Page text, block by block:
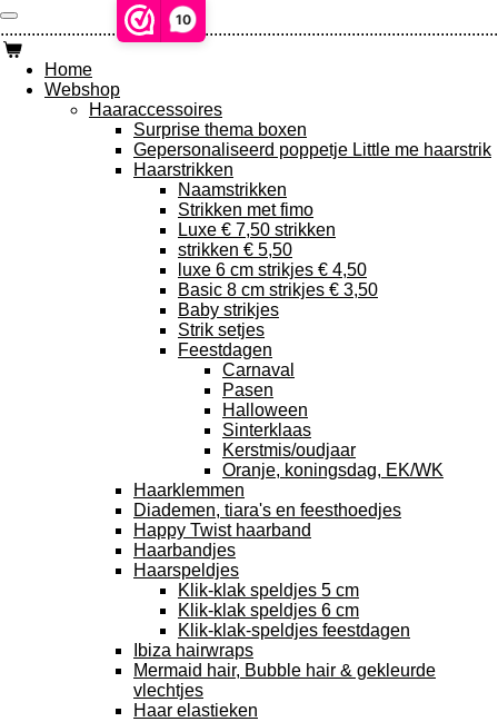
10
Ga
direct
naar
de
hoofdinhoud
Home
Webshop
Haaraccessoires
Surprise thema boxen
Gepersonaliseerd poppetje Little me haarstrik
Haarstrikken
Naamstrikken
Strikken met fimo
Luxe € 7,50 strikken
strikken € 5,50
luxe 6 cm strikjes € 4,50
Basic 8 cm strikjes € 3,50
Baby strikjes
Strik setjes
Feestdagen
Carnaval
Pasen
Halloween
Sinterklaas
Kerstmis/oudjaar
Oranje, koningsdag, EK/WK
Haarklemmen
Diademen, tiara's en feesthoedjes
Happy Twist haarband
Haarbandjes
Haarspeldjes
Klik-klak speldjes 5 cm
Klik-klak speldjes 6 cm
Klik-klak-speldjes feestdagen
Ibiza hairwraps
Mermaid hair, Bubble hair & gekleurde
vlechtjes
Haar elastieken